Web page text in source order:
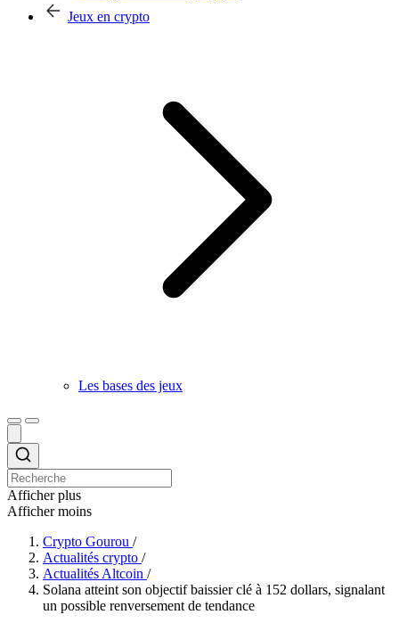
Jeux en crypto
Les bases des jeux
Afficher plus
Afficher moins
Crypto Gourou /
Actualités crypto /
Actualités Altcoin /
Solana atteint son objectif baissier clé à 152 dollars, signalant
un possible renversement de tendance